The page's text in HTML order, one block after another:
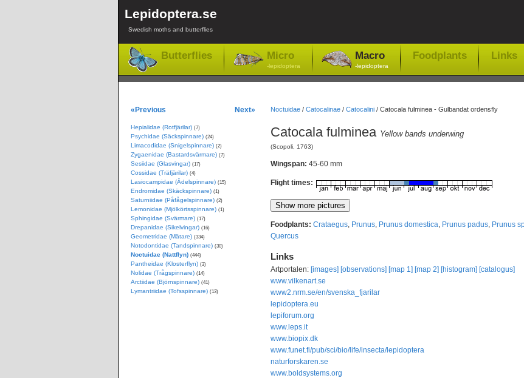
Lepidoptera.se
Swedish moths and butterflies
Butterflies Micro
-lepidoptera
Macro
-lepidoptera
Foodplants Links
Noctuidae/ Catocalinae/ Catocalini/ Catocala fulminea - Gulbandat ordensfly
Catocala fulminea Yellow bands underwing
(Scopoli, 1763)
Wingspan: 45-60 mm
Flight times:
Foodplants: Crataegus, Prunus, Prunus domestica, Prunus padus, Prunus
Quercus
Links
Artportalen: [images] [observations] [map 1] [map 2] [histogram] [catalogus]
www.vilkenart.se
www2.nrm.se/en/svenska_fjarilar
lepidoptera.eu
lepiforum.org
www.leps.it
www.biopix.dk
www.funet.fi/pub/sci/bio/life/insecta/lepidoptera
naturforskaren.se
www.boldsystems.org
«Previous Next»
Hepialidae (Rotfjärilar) (7)
Psychidae (Säckspinnare) (24)
Limacodidae (Snigelspinnare) (2)
Zygaenidae (Bastardsvärmare) (7)
Sesiidae (Glasvingar) (17)
Cossidae (Träfjärilar) (4)
Lasiocampidae (Ädelspinnare) (15)
Endromidae (Skäckspinnare) (1)
Saturniidae (Påfågelspinnare) (2)
Lemonidae (Mjölkörtsspinnare) (1)
Sphingidae (Svärmare) (17)
Drepanidae (Sikelvingar) (16)
Geometridae (Mätare) (334)
Notodontidae (Tandspinnare) (30)
Noctuidae (Nattflyn) (444)
Pantheidae (Klosterflyn) (3)
Nolidae (Trågspinnare) (14)
Arctiidae (Björnspinnare) (41)
Lymantriidae (Tofsspinnare) (13)